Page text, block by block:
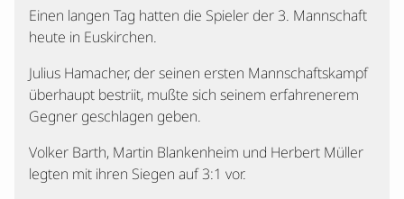
Ranglisten
Termine
Verschiedenes
Kontakt
Einen langen Tag hatten die Spieler der 3. Mannschaft
heute in Euskirchen.
Julius Hamacher, der seinen ersten Mannschaftskampf
überhaupt bestriit, mußte sich seinem erfahrenerem
Gegner geschlagen geben.
Volker Barth, Martin Blankenheim und Herbert Müller
legten mit ihren Siegen auf 3:1 vor.